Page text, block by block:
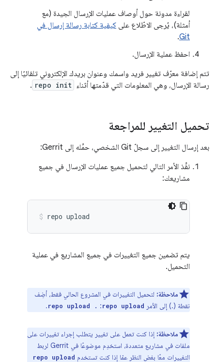
لقراءة مدونة حول أوصاف عمليات الإرسال الجيدة (مع
أمثلة)، يُرجى الاطّلاع على كيفية كتابة رسالة إرسال في
Git
.
احفظ عملية الإرسال.
تتم إضافة معرّف تغيير فريد واسمك وعنوان بريدك الإلكتروني تلقائيًا إلى
رسالة الإرسال، وهي المعلومات التي قدّمتها أثناء repo init
.
تحميل التغيير للمراجعة
بعد إرسال التغيير إلى سجلّ Git الشخصي، حمِّله إلى Gerrit:
نفِّذ الأمر التالي لتحميل جميع عمليات الإرسال في جميع
مشاريعك:
repo upload
يتم تضمين جميع التغييرات في جميع المشاريع في عملية
التحميل.
ملاحظة: لتحميل التغييرات في المشروع الحالي فقط، أضِف
نقطة (.) إلى الأمر repo upload
‏:
repo upload .
.
ملاحظة: إذا كنت تعمل على تغيير يتطلب إجراء تغييرات على
ملفات في مشاريع متعددة، استخدِم موضوعًا في Gerrit لربط
التغييرات معًا بغض النظر عمّا إذا كنت تستخدم repo upload